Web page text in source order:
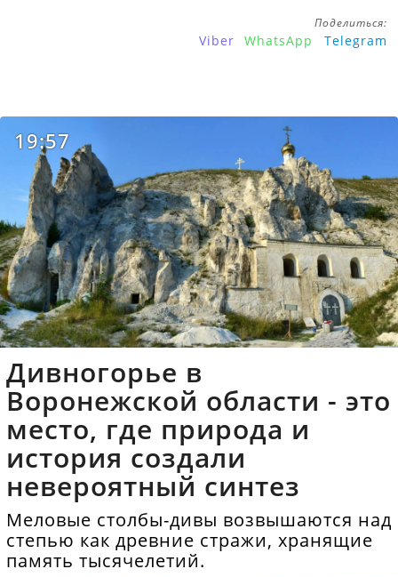
Поделиться:
Viber WhatsApp Telegram
19:57
Дивногорье в
Воронежской области - это
место, где природа и
история создали
невероятный синтез
Меловые столбы-дивы возвышаются над
степью как древние стражи, хранящие
память тысячелетий.